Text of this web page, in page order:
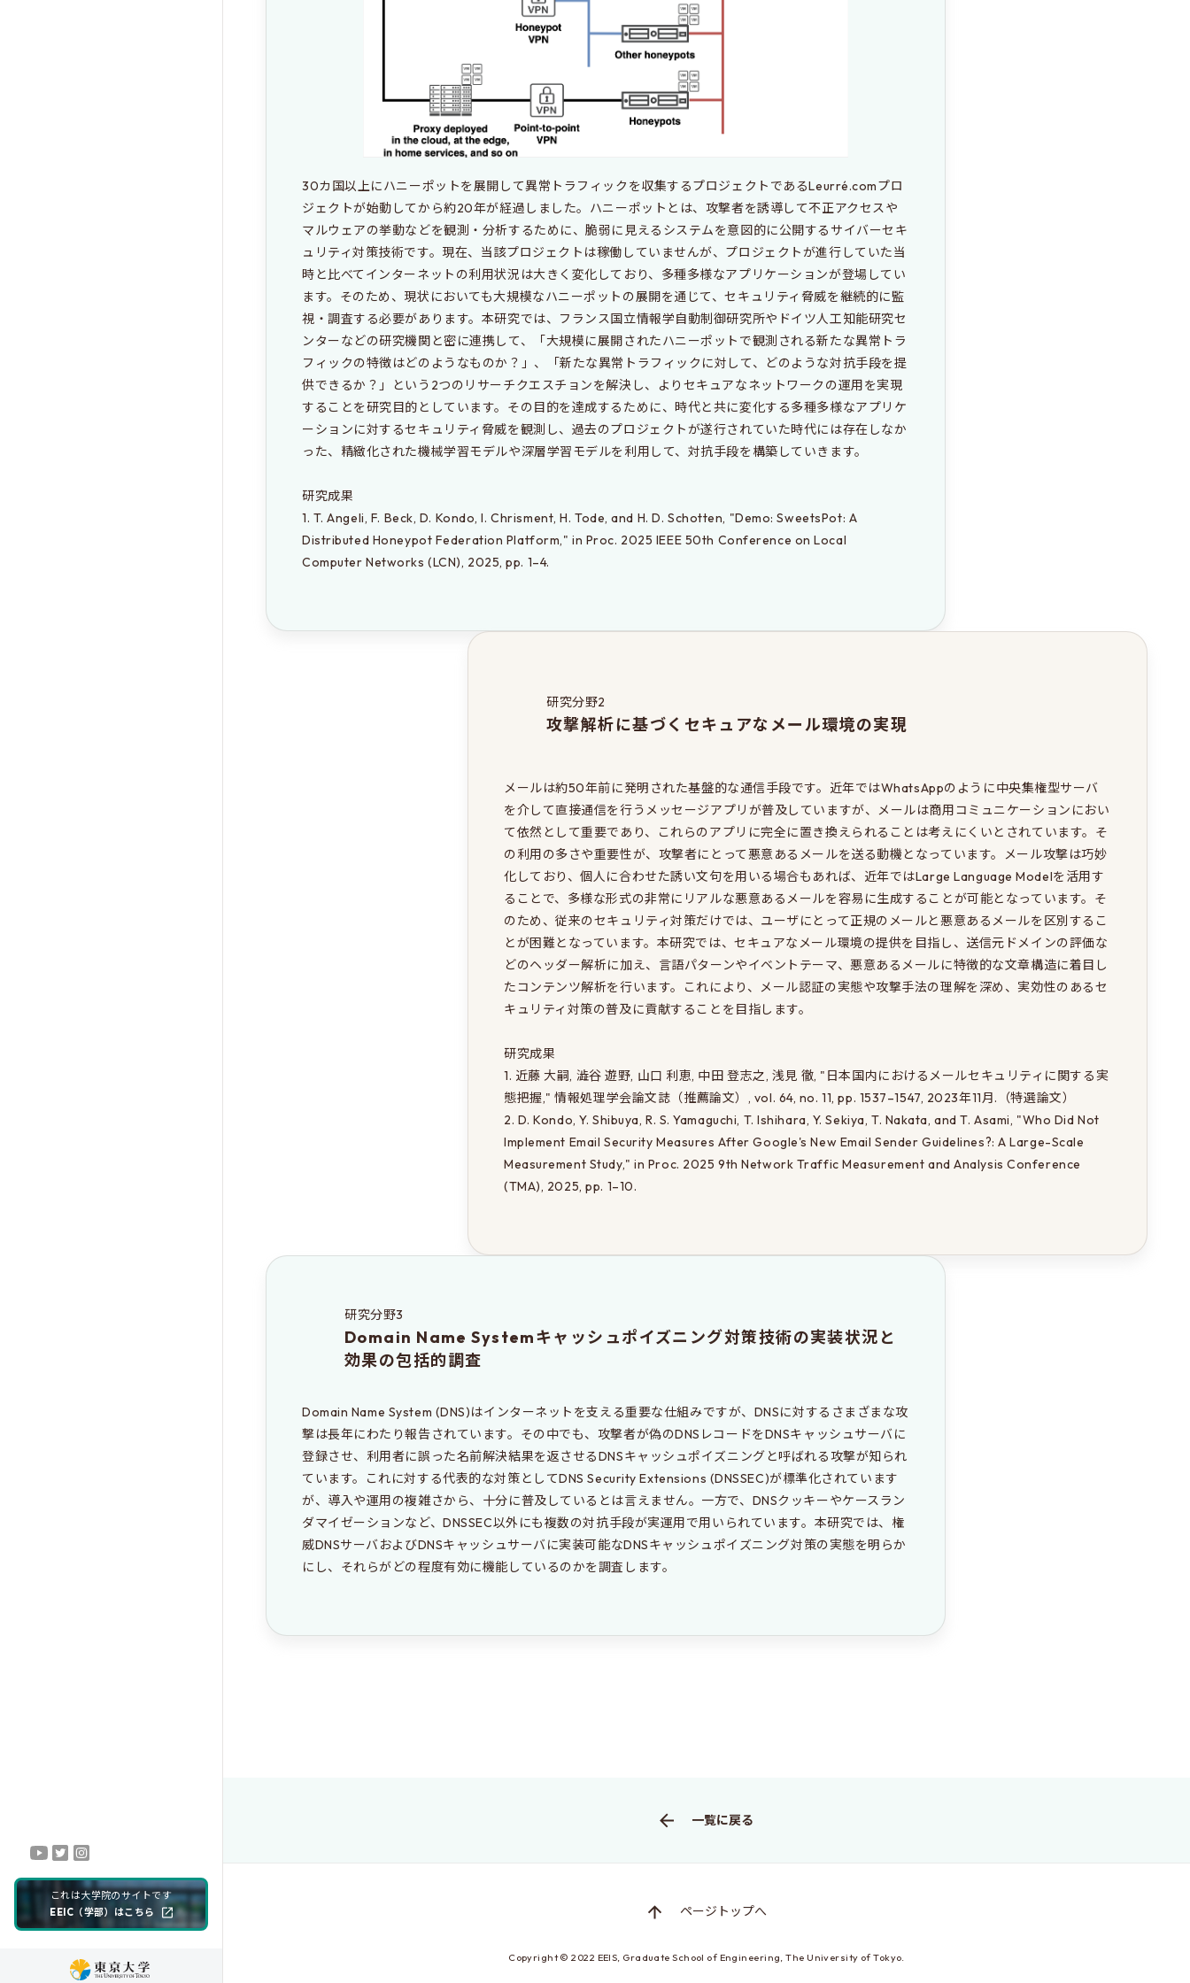
これは大学院のサイトです
EEIC（学部）はこちら
30カ国以上にハニーポットを展開して異常トラフィックを収集するプロジェクトであるLeurré.comプロ
ジェクトが始動してから約20年が経過しました。ハニーポットとは、攻撃者を誘導して不正アクセスや
マルウェアの挙動などを観測・分析するために、脆弱に見えるシステムを意図的に公開するサイバーセキ
ュリティ対策技術です。現在、当該プロジェクトは稼働していませんが、プロジェクトが進行していた当
時と比べてインターネットの利用状況は大きく変化しており、多種多様なアプリケーションが登場してい
ます。そのため、現状においても大規模なハニーポットの展開を通じて、セキュリティ脅威を継続的に監
視・調査する必要があります。本研究では、フランス国立情報学自動制御研究所やドイツ人工知能研究セ
ンターなどの研究機関と密に連携して、「大規模に展開されたハニーポットで観測される新たな異常トラ
フィックの特徴はどのようなものか？」、「新たな異常トラフィックに対して、どのような対抗手段を提
供できるか？」という2つのリサーチクエスチョンを解決し、よりセキュアなネットワークの運用を実現
することを研究目的としています。その目的を達成するために、時代と共に変化する多種多様なアプリケ
ーションに対するセキュリティ脅威を観測し、過去のプロジェクトが遂行されていた時代には存在しなか
った、精緻化された機械学習モデルや深層学習モデルを利用して、対抗手段を構築していきます。
研究成果
1. T. Angeli, F. Beck, D. Kondo, I. Chrisment, H. Tode, and H. D. Schotten, "Demo: SweetsPot: A
Distributed Honeypot Federation Platform," in Proc. 2025 IEEE 50th Conference on Local
Computer Networks (LCN), 2025, pp. 1–4.
研究分野2
攻撃解析に基づくセキュアなメール環境の実現
メールは約50年前に発明された基盤的な通信手段です。近年ではWhatsAppのように中央集権型サーバ
を介して直接通信を行うメッセージアプリが普及していますが、メールは商用コミュニケーションにおい
て依然として重要であり、これらのアプリに完全に置き換えられることは考えにくいとされています。そ
の利用の多さや重要性が、攻撃者にとって悪意あるメールを送る動機となっています。メール攻撃は巧妙
化しており、個人に合わせた誘い文句を用いる場合もあれば、近年ではLarge Language Modelを活用す
ることで、多様な形式の非常にリアルな悪意あるメールを容易に生成することが可能となっています。そ
のため、従来のセキュリティ対策だけでは、ユーザにとって正規のメールと悪意あるメールを区別するこ
とが困難となっています。本研究では、セキュアなメール環境の提供を目指し、送信元ドメインの評価な
どのヘッダー解析に加え、言語パターンやイベントテーマ、悪意あるメールに特徴的な文章構造に着目し
たコンテンツ解析を行います。これにより、メール認証の実態や攻撃手法の理解を深め、実効性のあるセ
キュリティ対策の普及に貢献することを目指します。
研究成果
1. 近藤 大嗣, 澁谷 遊野, 山口 利恵, 中田 登志之, 浅見 徹, "日本国内におけるメールセキュリティに関する実
態把握," 情報処理学会論文誌（推薦論文）, vol. 64, no. 11, pp. 1537–1547, 2023年11月.（特選論文）
2. D. Kondo, Y. Shibuya, R. S. Yamaguchi, T. Ishihara, Y. Sekiya, T. Nakata, and T. Asami, "Who Did Not
Implement Email Security Measures After Google's New Email Sender Guidelines?: A Large-Scale
Measurement Study," in Proc. 2025 9th Network Traffic Measurement and Analysis Conference
(TMA), 2025, pp. 1–10.
研究分野3
Domain Name Systemキャッシュポイズニング対策技術の実装状況と
効果の包括的調査
Domain Name System (DNS)はインターネットを支える重要な仕組みですが、DNSに対するさまざまな攻
撃は長年にわたり報告されています。その中でも、攻撃者が偽のDNSレコードをDNSキャッシュサーバに
登録させ、利用者に誤った名前解決結果を返させるDNSキャッシュポイズニングと呼ばれる攻撃が知られ
ています。これに対する代表的な対策としてDNS Security Extensions (DNSSEC)が標準化されています
が、導入や運用の複雑さから、十分に普及しているとは言えません。一方で、DNSクッキーやケースラン
ダマイゼーションなど、DNSSEC以外にも複数の対抗手段が実運用で用いられています。本研究では、権
威DNSサーバおよびDNSキャッシュサーバに実装可能なDNSキャッシュポイズニング対策の実態を明らか
にし、それらがどの程度有効に機能しているのかを調査します。
一覧に戻る
ページトップへ
Copyright © 2022 EEIS, Graduate School of Engineering, The University of Tokyo.